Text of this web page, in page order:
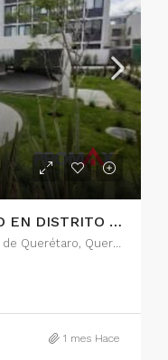
VENTA DE DEPARTAMENTO EN DISTRITO SOPHIA, QUERETARO
Delegación Félix Osores, Municipio de Querétaro, Querétaro, 11101, México
1 mes Hace